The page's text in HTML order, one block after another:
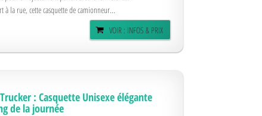
à la rue, cette casquette de camionneur...
VOIR : INFOS & PRIX
: Casquette Unisexe élégante
de la journée